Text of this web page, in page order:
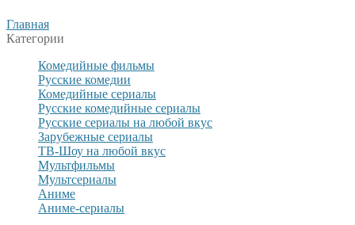
Главная
Категории
Комедийные фильмы
Русские комедии
Комедийные сериалы
Русские комедийные сериалы
Русские сериалы на любой вкус
Зарубежные сериалы
ТВ-Шоу на любой вкус
Мультфильмы
Мультсериалы
Аниме
Аниме-сериалы